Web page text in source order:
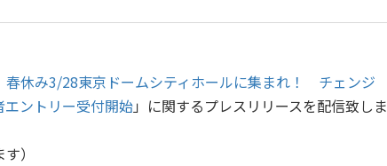
春休み3/28東京ドームシティホールに集まれ！ チェンジ
ントリー受付開始」に関するプレスリリースを配信致しま
）